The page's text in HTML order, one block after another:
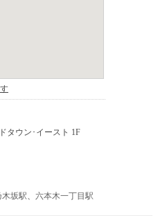
木坂駅 六本木一丁目駅